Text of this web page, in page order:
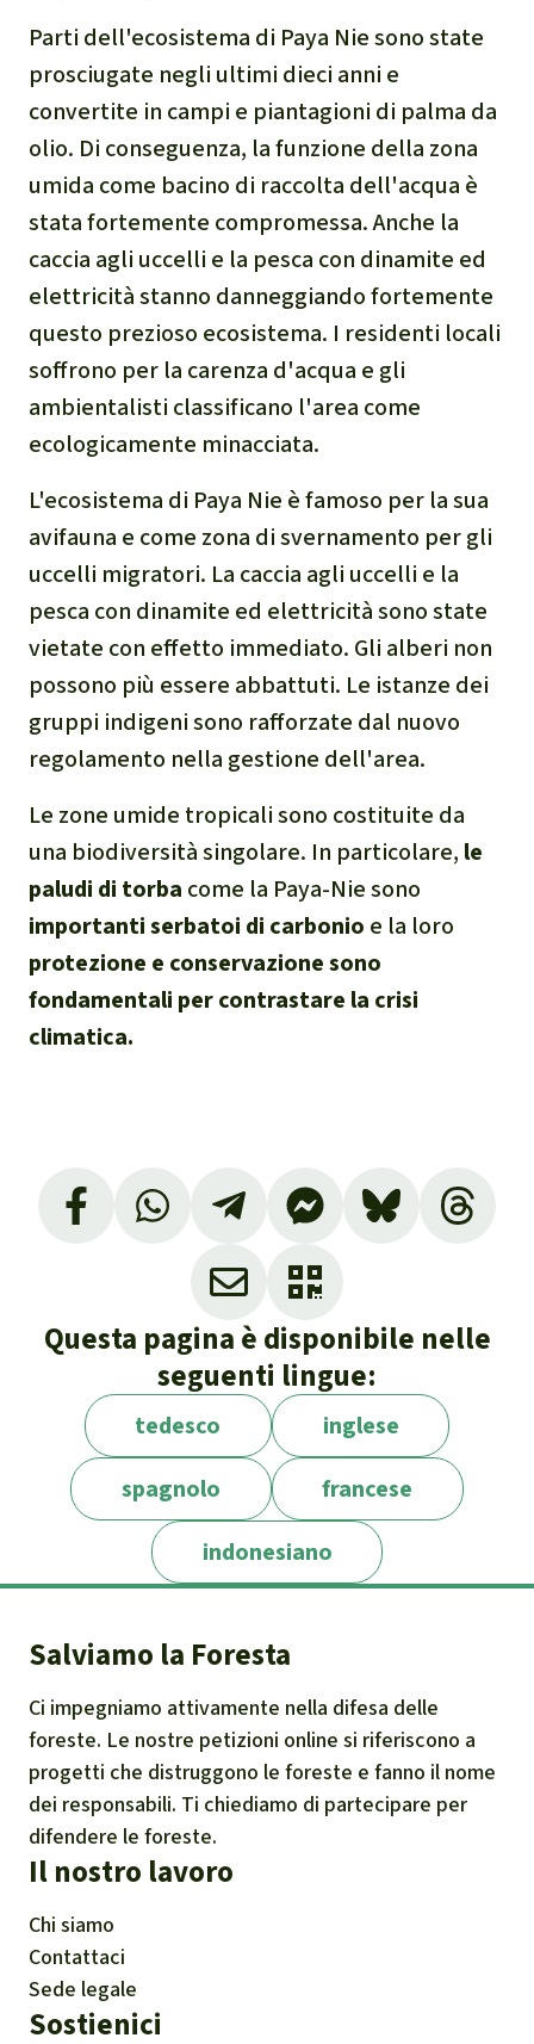
MDL
Soia
Chimalapas
Incendi
Domande e risposte
Alluminio
Criminalità ambientale,
indigeni in Amazzonia
Problemi della
certificazione
Yasuní
Chaco
Commercio e traffico
internazionale di fauna e
flora selvatiche
Clima
CPLI
Nestlé
Pandemia e ambientalismo
Cambiamento climatico
Parti dell'ecosistema di Paya Nie sono state
prosciugate negli ultimi dieci anni e
convertite in campi e piantagioni di palma da
olio. Di conseguenza, la funzione della zona
umida come bacino di raccolta dell'acqua è
stata fortemente compromessa. Anche la
caccia agli uccelli e la pesca con dinamite ed
elettricità stanno danneggiando fortemente
questo prezioso ecosistema. I residenti locali
soffrono per la carenza d'acqua e gli
ambientalisti classificano l'area come
ecologicamente minacciata.
L'ecosistema di Paya Nie è famoso per la sua
avifauna e come zona di svernamento per gli
uccelli migratori. La caccia agli uccelli e la
pesca con dinamite ed elettricità sono state
vietate con effetto immediato. Gli alberi non
possono più essere abbattuti. Le istanze dei
gruppi indigeni sono rafforzate dal nuovo
regolamento nella gestione dell'area.
Le zone umide tropicali sono costituite da
una biodiversità singolare. In particolare, le
paludi di torba come la Paya-Nie sono
importanti serbatoi di carbonio e la loro
protezione e conservazione sono
fondamentali per contrastare la crisi
climatica.
Questa pagina è disponibile nelle
seguenti lingue:
tedesco
inglese
spagnolo
francese
indonesiano
Salviamo la Foresta
Ci impegniamo attivamente nella difesa delle
foreste. Le nostre petizioni online si riferiscono a
progetti che distruggono le foreste e fanno il nome
dei responsabili. Ti chiediamo di partecipare per
difendere le foreste.
Il nostro lavoro
Chi siamo
Contattaci
Sede legale
Sostienici